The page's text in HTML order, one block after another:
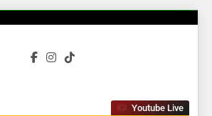
Gubuku
Youtube Live